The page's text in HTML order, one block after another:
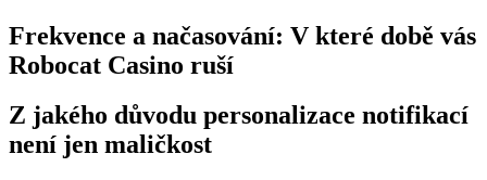
Frekvence a načasování: V které době vás
Robocat Casino ruší
Z jakého důvodu personalizace notifikací
není jen maličkost